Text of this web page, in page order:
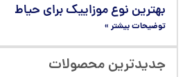
بهترین نوع موزاییک برای حیاط
توضیحات بیشتر »
جدیدترین محصولات